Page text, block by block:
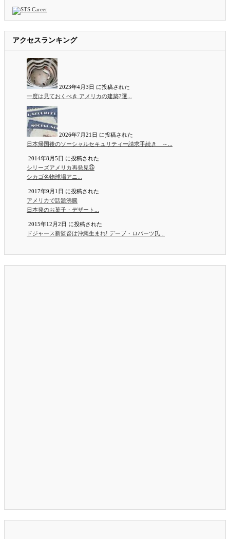
アクセスランキング
2023年4月3日 に投稿された
一度は見ておくべき アメリカの建築7選...
2026年7月21日 に投稿された
日本帰国後のソーシャルセキュリティー請求手続き ～...
2014年8月5日 に投稿された
シリーズアメリカ再発見㉕
シカゴ名物球場アニ...
2017年9月1日 に投稿された
アメリカで話題沸騰
日本発のお菓子・デザート...
2015年12月2日 に投稿された
ドジャース新監督は沖縄生まれ! デーブ・ロバーツ氏...